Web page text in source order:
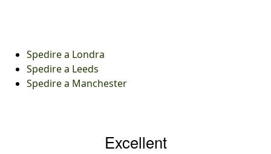
Spedire a Londra
Spedire a Leeds
Spedire a Manchester
Excellent